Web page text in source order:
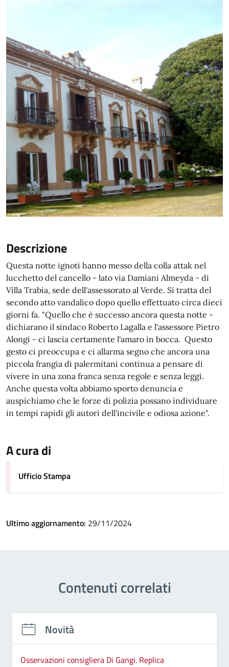
Descrizione
Questa notte ignoti hanno messo della colla attak nel
lucchetto del cancello - lato via Damiani Almeyda - di
Villa Trabia, sede dell'assessorato al Verde. Si tratta del
secondo atto vandalico dopo quello effettuato circa dieci
giorni fa. "Quello che è successo ancora questa notte -
dichiarano il sindaco Roberto Lagalla e l'assessore Pietro
Alongi - ci lascia certamente l'amaro in bocca. Questo
gesto ci preoccupa e ci allarma segno che ancora una
piccola frangia di palermitani continua a pensare di
vivere in una zona franca senza regole e senza leggi.
Anche questa volta abbiamo sporto denuncia e
auspichiamo che le forze di polizia possano individuare
in tempi rapidi gli autori dell'incivile e odiosa azione".
A cura di
Ufficio Stampa
Ultimo aggiornamento: 29/11/2024
Contenuti correlati
Novità
Osservazioni consigliera Di Gangi. Replica